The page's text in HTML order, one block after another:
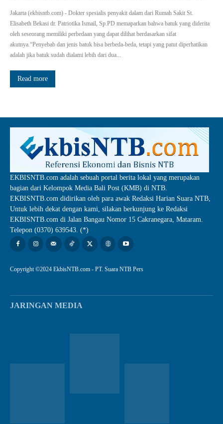
Jakarta (ekbisntb.com) - Dokter spesialis penyakit dalam dari Rumah Sakit St.
Elisabeth Bekasi dr. Patriotika Ismail, Sp.PD memaparkan bahwa batuk yang diderita
oleh seseorang memiliki perbedaan yang dapat dilihat berdasarkan sifat
akutnya.“Penyebab dan jenis batuk bisa berbeda-beda, tetapi yang patut diperhatikan
adalah jika batuk sudah dialami lebih dari dua...
Read more
EKBISNTB.com adalah sebuah portal berita lokal yang merupakan
bagian dari Kelompok Media Bali Post (KMB) di NTB.
EKBISNTB.com didirikan oleh para awak Redaksi Harian Suara NTB,
Untuk lebih dekat dengan kami, silakan berkunjung ke Redaksi
EKBISNTB.com di Jalan Bangau Nomor 15 Cakranegara, Mataram.
Telepon (0370) 639543. (*)
Copyright ©2024 EkbisNTB.com - PT. Suara NTB Pers
JARINGAN MEDIA